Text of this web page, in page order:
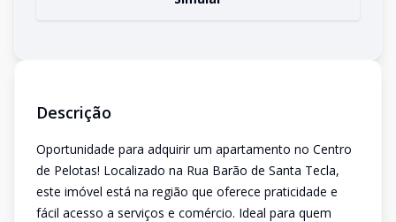
Descrição
Oportunidade para adquirir um apartamento no Centro
de Pelotas! Localizado na Rua Barão de Santa Tecla,
este imóvel está na região que oferece praticidade e
fácil acesso a serviços e comércio. Ideal para quem